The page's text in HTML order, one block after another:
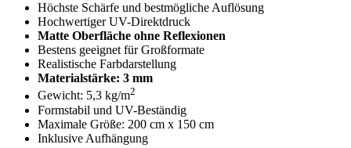
Höchste Schärfe und bestmögliche Auflösung
Hochwertiger UV-Direktdruck
Matte Oberfläche ohne Reflexionen
Bestens geeignet für Großformate
Realistische Farbdarstellung
Materialstärke: 3 mm
Gewicht: 5,3 kg/m2
Formstabil und UV-Beständig
Maximale Größe: 200 cm x 150 cm
Inklusive Aufhängung